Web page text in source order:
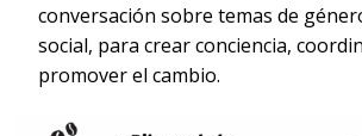
conversación sobre temas de
social, para crear conciencia,
promover el cambio.